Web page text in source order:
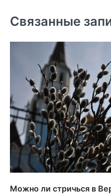
Связанные
Можно ли стричься в